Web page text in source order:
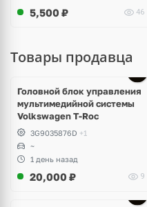
5,500 ₽ 46
Товары продавца
Головной блок управления
мультимедийной системы
Volkswagen T-Roc
3G9035876D +1
~
1 день назад
20,000 ₽ 9